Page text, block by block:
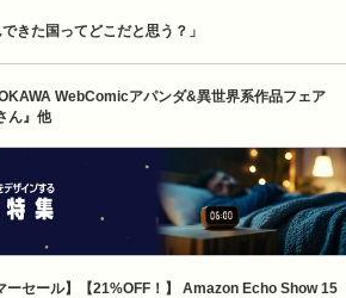
きた国ってどこだと思う？」
WebComicアパンダ&異世界系作品フェア
ん』他
セール】【21%OFF！】 Amazon Echo Show 15